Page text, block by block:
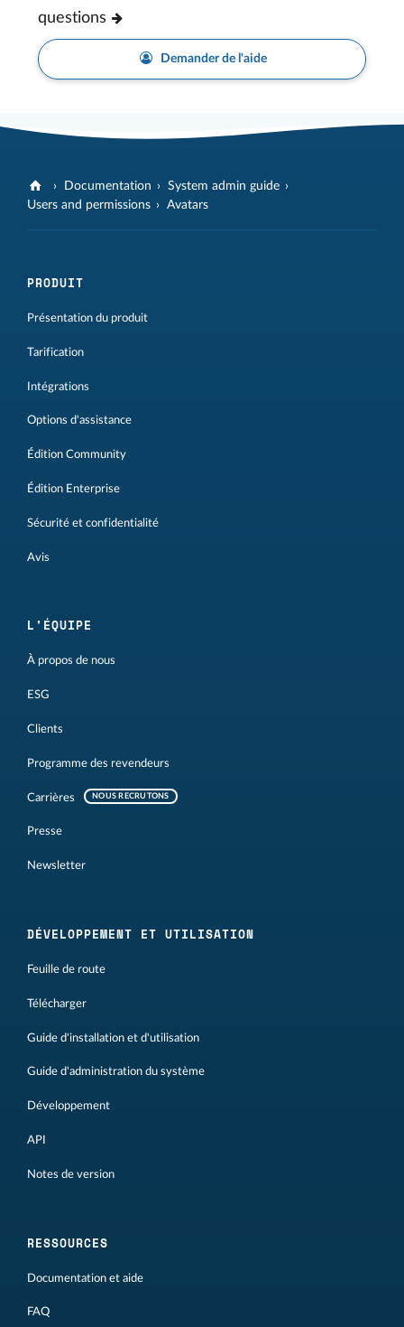
questions
Demander de l'aide
Documentation
System admin guide
Users and permissions
Avatars
PRODUIT
Présentation du produit
Tarification
Intégrations
Options d'assistance
Édition Community
Édition Enterprise
Sécurité et confidentialité
Avis
L'ÉQUIPE
À propos de nous
ESG
Clients
Programme des revendeurs
Carrières NOUS RECRUTONS
Presse
Newsletter
DÉVELOPPEMENT ET UTILISATION
Feuille de route
Télécharger
Guide d'installation et d'utilisation
Guide d'administration du système
Développement
API
Notes de version
RESSOURCES
Documentation et aide
FAQ